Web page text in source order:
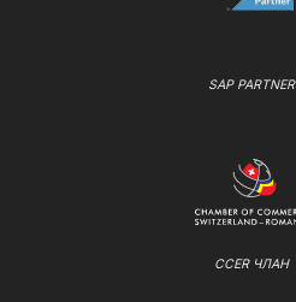
SAP PARTNER
CCER ЧЛАН